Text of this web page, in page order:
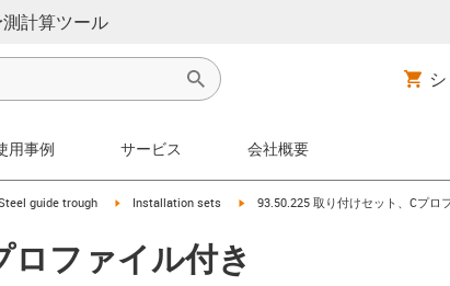
計算ツール
用事例 サービス 会社概要
icon-arrow-right
guide trough igus-icon-arrow-right
Installation sets igus-icon-arrow-right
93.50.225 取り付けセット、Cプロ
ロファイル付き